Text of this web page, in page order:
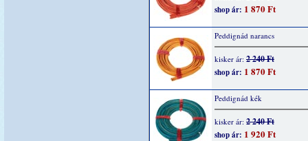
shop ár: 1 870 Ft
Peddignád narancs
kisker ár: 2 240 Ft
shop ár: 1 870 Ft
Peddignád kék
kisker ár: 2 240 Ft
shop ár: 1 920 Ft